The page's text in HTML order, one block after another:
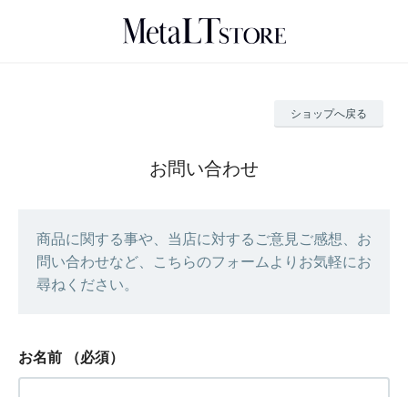
ショップへ戻る
お問い合わせ
商品に関する事や、当店に対するご意見ご感想、お
問い合わせなど、こちらのフォームよりお気軽にお
尋ねください。
お名前 （必須）